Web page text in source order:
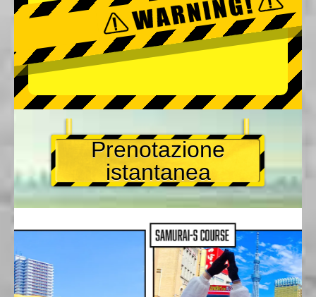
Prenotazione
istantanea